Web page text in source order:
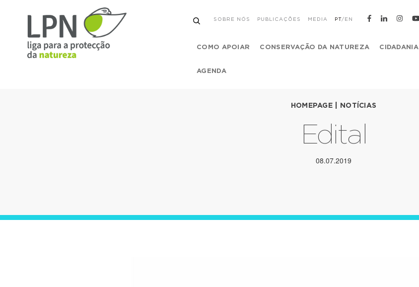
SOBRE NÓS PUBLICAÇÕES MEDIA PT/ EN
COMO APOIAR CONSERVAÇÃO DA NATUREZA CIDADANIA
AGENDA
HOMEPAGE NOTÍCIAS
Edital
08.07.2019